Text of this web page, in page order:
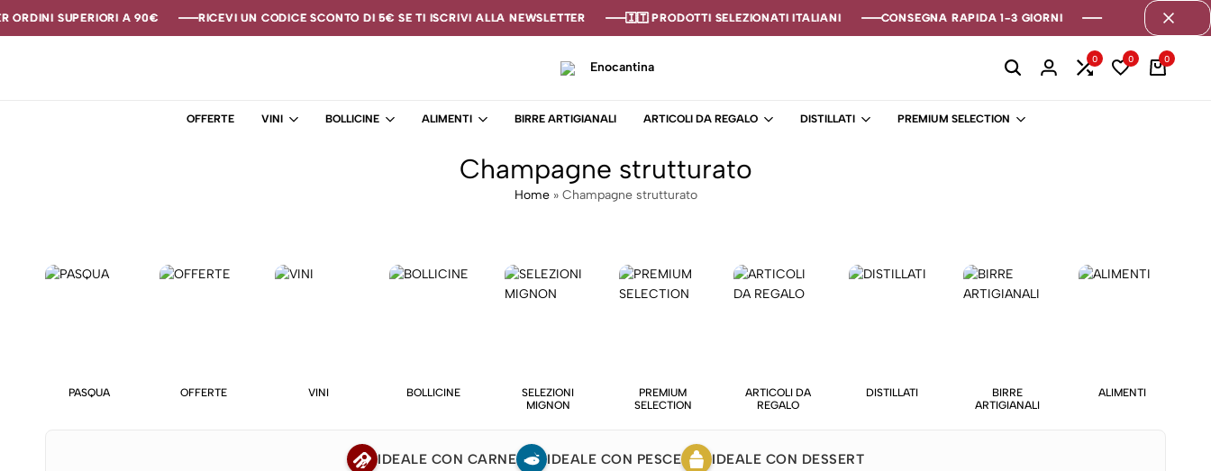
SUPERIORI A 90€ RICEVI UN CODICE SCONTO DI 5€ SE TI ISCRIVI ALLA NEWSLETTER 🇮🇹 PRODOTTI SELEZIONATI ITALIANI CONSEGNA RAPIDA 1-3 GIORNI
SUPERIORI A 90€ RICEVI UN CODICE SCONTO DI 5€ SE TI ISCRIVI ALLA NEWSLETTER 🇮🇹 PRODOTTI SELEZIONATI ITALIANI CONSEGNA RAPIDA 1-3 GIORNI
SUPERIORI A 90€ RICEVI UN CODICE SCONTO DI 5€ SE TI ISCRIVI ALLA NEWSLETTER 🇮🇹 PRODOTTI SELEZIONATI ITALIANI CONSEGNA RAPIDA 1-3 GIORNI
cantina
–
Enoteca
0 0 0
OFFERTE VINI BOLLICINE ALIMENTI BIRRE ARTIGIANALI ARTICOLI DA REGALO DISTILLATI PREMIUM SELECTION
Champagne strutturato
Home» Champagne strutturato
PASQUA OFFERTE VINI BOLLICINE
SELEZIONI
MIGNON
PREMIUM
SELECTION
ARTICOLI DA
REGALO
DISTILLATI
BIRRE
ARTIGIANALI
ALIMENTI
IDEALE CON CARNE IDEALE CON PESCE IDEALE CON DESSERT